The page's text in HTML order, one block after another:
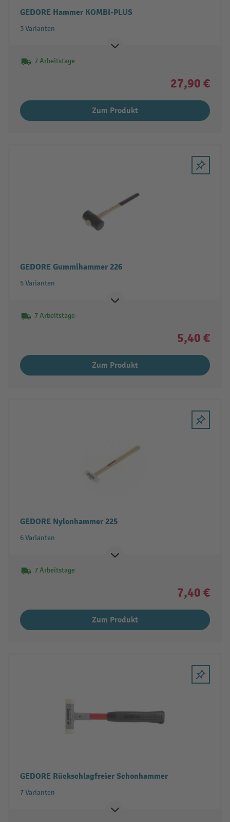
GEDORE Hammer KOMBI-PLUS
3 Varianten
7 Arbeitstage
27,90 €
Zum Produkt
GEDORE Gummihammer 226
5 Varianten
7 Arbeitstage
5,40 €
Zum Produkt
GEDORE Nylonhammer 225
6 Varianten
7 Arbeitstage
7,40 €
Zum Produkt
GEDORE Rückschlagfreier Schonhammer
7 Varianten